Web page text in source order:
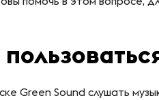
Green Sound слушать